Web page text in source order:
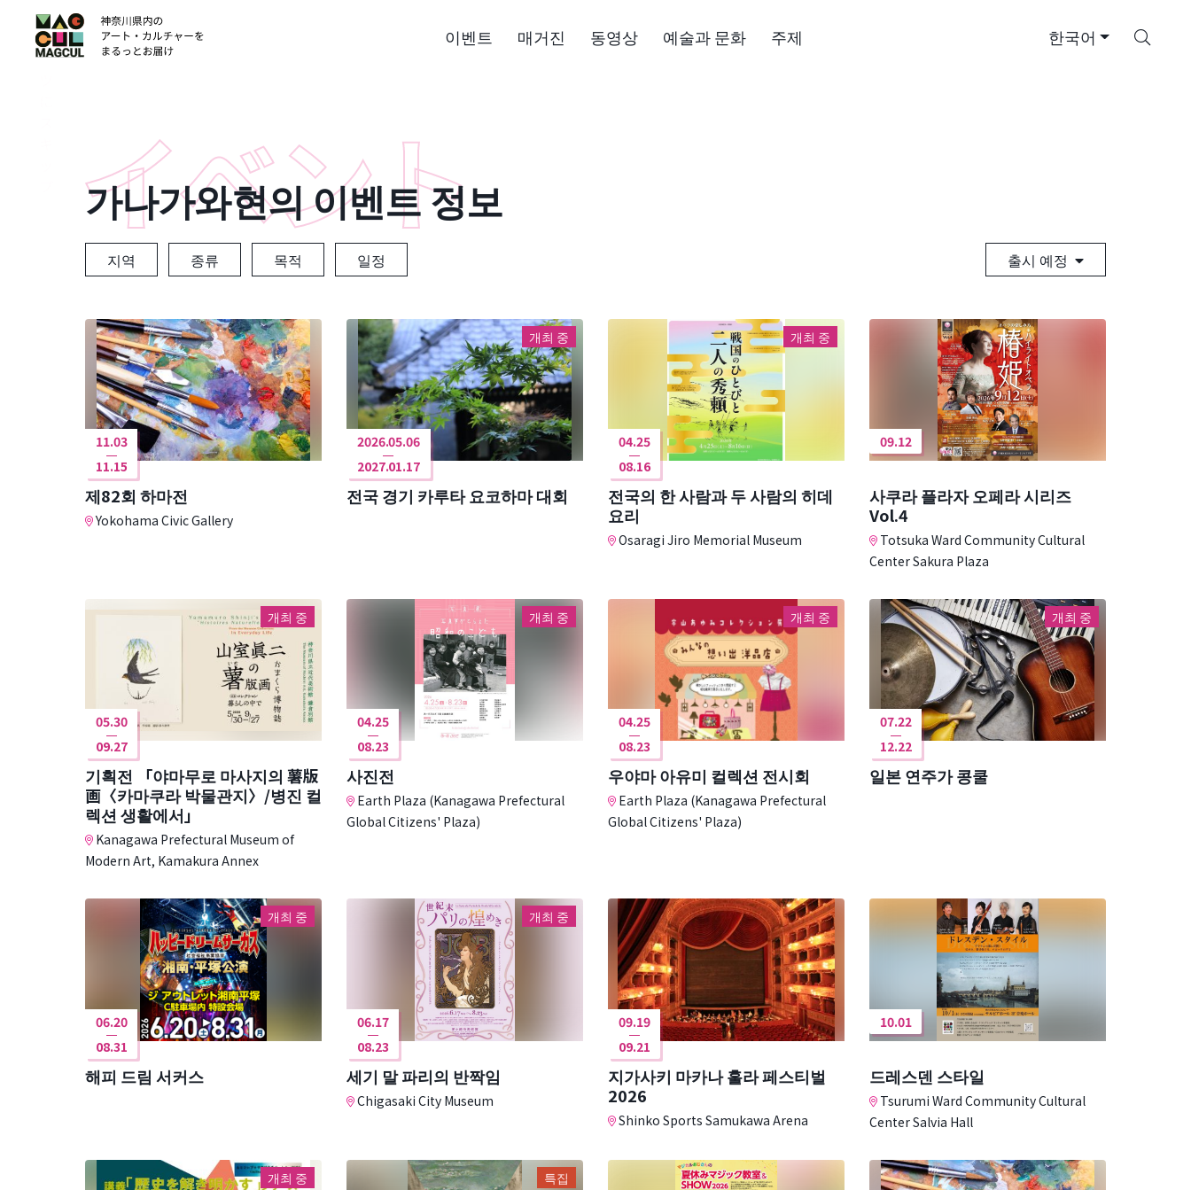
이벤트 매거진 동영상 예술과 문화 주제 한국어
색
ン
テ
ン
가나가와현의 이벤트 정보
지역 종류 목적 일정 출시 예정
11.03
11.15
제82회 하마전
Yokohama Civic Gallery
개최 중
2026.05.06
2027.01.17
전국 경기 카루타 요코하마 대회
개최 중
04.25
08.16
전국의 한 사람과 두 사람의 히데
요리
Osaragi Jiro Memorial Museum
09.12
사쿠라 플라자 오페라 시리즈
Vol.4
Totsuka Ward Community Cultural
Center Sakura Plaza
개최 중
05.30
09.27
기획전 「야마무로 마사지의 薯版
画〈카마쿠라 박물관지〉/병진 컬
렉션 생활에서」
Kanagawa Prefectural Museum of
Modern Art, Kamakura Annex
개최 중
04.25
08.23
사진전
Earth Plaza (Kanagawa Prefectural
Global Citizens' Plaza)
개최 중
04.25
08.23
우야마 아유미 컬렉션 전시회
Earth Plaza (Kanagawa Prefectural
Global Citizens' Plaza)
개최 중
07.22
12.22
일본 연주가 콩쿨
개최 중
06.20
08.31
해피 드림 서커스
개최 중
06.17
08.23
세기 말 파리의 반짝임
Chigasaki City Museum
09.19
09.21
지가사키 마카나 훌라 페스티벌
2026
Shinko Sports Samukawa Arena
10.01
드레스덴 스타일
Tsurumi Ward Community Cultural
Center Salvia Hall
개최 중 특집